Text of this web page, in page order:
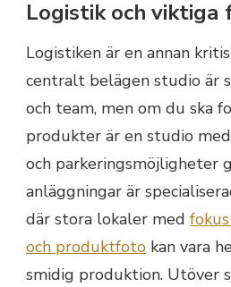
Logistik och
Logistiken är en annan
centralt belägen studio är
och team, men om du ska
produkter är en studio
och parkeringsmöjligheter
anläggningar är
där stora lokaler med
och produktfoto kan vara
smidig produktion. Utöver